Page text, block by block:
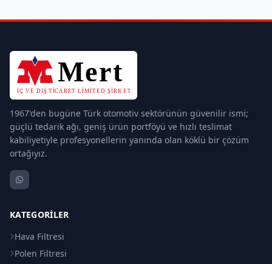
1967'den bugüne Türk otomotiv sektörünün güvenilir ismi;
güçlü tedarik ağı, geniş ürün portföyü ve hızlı teslimat
kabiliyetiyle profesyonellerin yanında olan köklü bir çözüm
ortağıyız.
KATEGORILER
Hava Filtresi
Polen Filtresi